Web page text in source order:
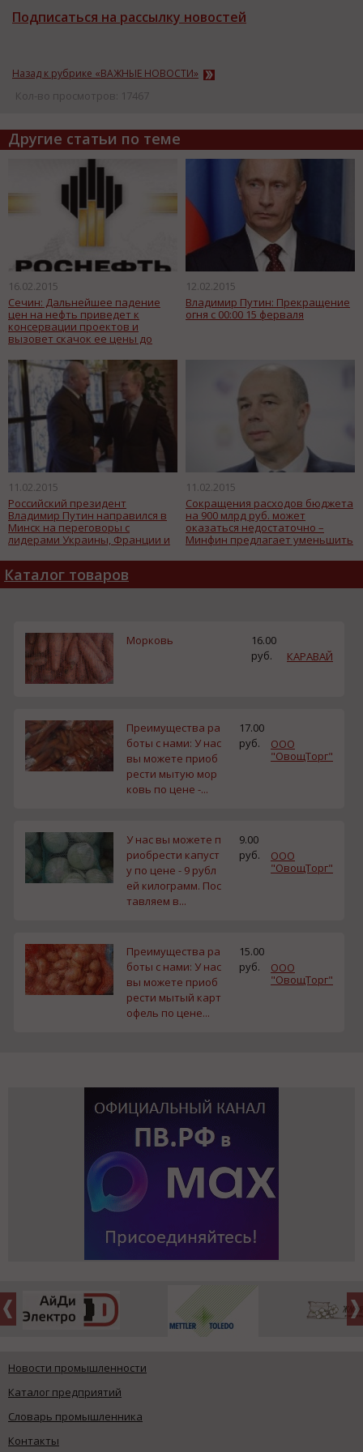
Подписаться на рассылку новостей
Назад к рубрике «ВАЖНЫЕ НОВОСТИ»
Кол-во просмотров: 17467
Другие статьи по теме
16.02.2015
Сечин: Дальнейшее падение
цен на нефть приведет к
консервации проектов и
вызовет скачок ее цены до
12.02.2015
Владимир Путин: Прекращение
огня с 00:00 15 ферваля
11.02.2015
Российский президент
Владимир Путин направился в
Минск на переговоры с
лидерами Украины, Франции и
востоке Украины.
11.02.2015
Сокращения расходов бюджета
на 900 млрд руб. может
оказаться недостаточно –
Минфин предлагает уменьшить
руб. и согласиться с дефицитом
Каталог товаров
Морковь
16.00
руб.
КАРАВАЙ
Преимущества ра
боты с нами: У нас
вы можете приоб
рести мытую мор
ковь по цене -...
17.00
руб.
ООО
"ОвощТорг"
У нас вы можете п
риобрести капуст
у по цене - 9 рубл
ей килограмм. Пос
тавляем в...
9.00
руб.
ООО
"ОвощТорг"
Преимущества ра
боты с нами: У нас
вы можете приоб
рести мытый карт
офель по цене...
15.00
руб.
ООО
"ОвощТорг"
Новости промышленности
Каталог предприятий
Словарь промышленника
Контакты